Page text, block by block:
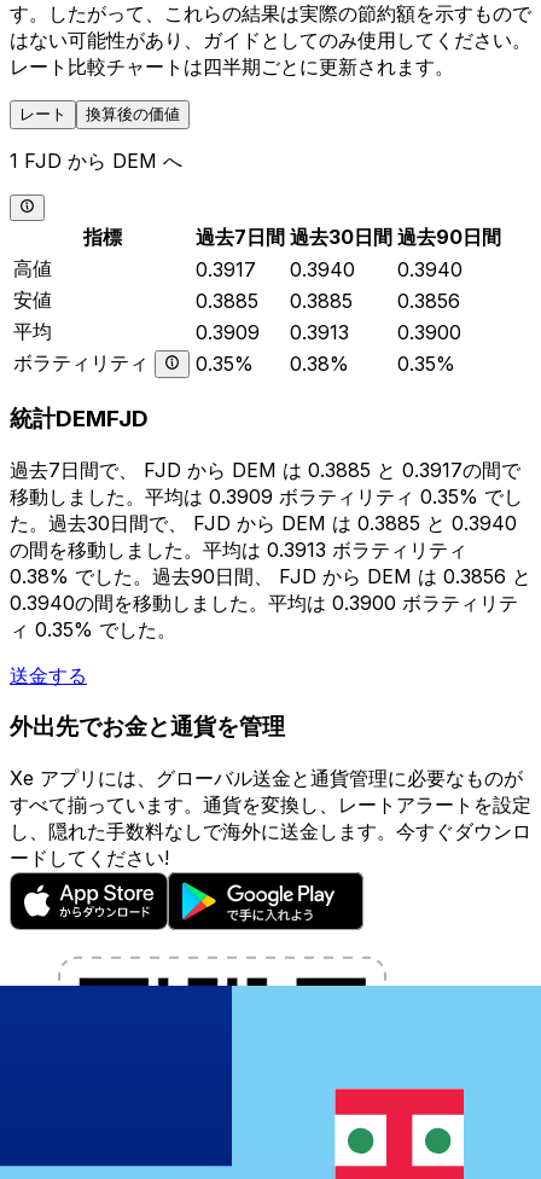
す。したがって、これらの結果は実際の節約額を示すもので
はない可能性があり、ガイドとしてのみ使用してください。
レート比較チャートは四半期ごとに更新されます。
レート 換算後の価値
1 FJD から DEM へ
指標 過去7日間 過去30日間 過去90日間
高値
0.3917 0.3940
0.3940
安値
0.3885 0.3885
0.3856
平均
0.3909 0.3913
0.3900
ボラティリティ
0.35% 0.38% 0.35%
統計DEMFJD
過去7日間で、 FJD から DEM は 0.3885 と 0.3917の間で
移動しました。平均は 0.3909 ボラティリティ 0.35% でし
た。過去30日間で、 FJD から DEM は 0.3885 と 0.3940
の間を移動しました。平均は 0.3913 ボラティリティ
0.38% でした。過去90日間、 FJD から DEM は 0.3856 と
0.3940の間を移動しました。平均は 0.3900 ボラティリテ
ィ 0.35% でした。
送金する
外出先でお金と通貨を管理
Xe アプリには、グローバル送金と通貨管理に必要なものが
すべて揃っています。通貨を変換し、レートアラートを設定
し、隠れた手数料なしで海外に送金します。今すぐダウンロ
ードしてください!